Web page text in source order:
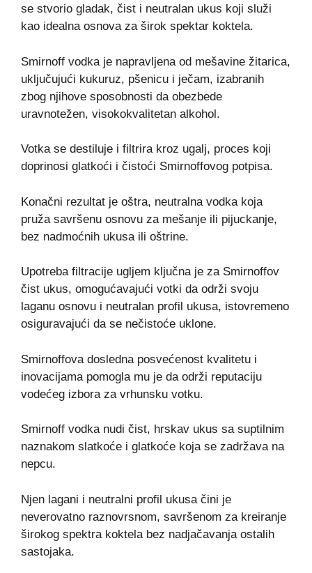
se stvorio gladak, čist i neutralan ukus koji služi
kao idealna osnova za širok spektar koktela.
Smirnoff vodka je napravljena od mešavine žitarica,
uključujući kukuruz, pšenicu i ječam, izabranih
zbog njihove sposobnosti da obezbede
uravnotežen, visokokvalitetan alkohol.
Votka se destiluje i filtrira kroz ugalj, proces koji
doprinosi glatkoći i čistoći Smirnoffovog potpisa.
Konačni rezultat je oštra, neutralna vodka koja
pruža savršenu osnovu za mešanje ili pijuckanje,
bez nadmoćnih ukusa ili oštrine.
Upotreba filtracije ugljem ključna je za Smirnoffov
čist ukus, omogućavajući votki da održi svoju
laganu osnovu i neutralan profil ukusa, istovremeno
osiguravajući da se nečistoće uklone.
Smirnoffova dosledna posvećenost kvalitetu i
inovacijama pomogla mu je da održi reputaciju
vodećeg izbora za vrhunsku votku.
Smirnoff vodka nudi čist, hrskav ukus sa suptilnim
naznakom slatkoće i glatkoće koja se zadržava na
nepcu.
Njen lagani i neutralni profil ukusa čini je
neverovatno raznovrsnom, savršenom za kreiranje
širokog spektra koktela bez nadjačavanja ostalih
sastojaka.